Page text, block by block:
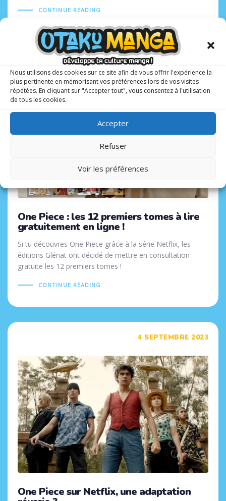
Nous utilisons des cookies sur ce site afin de vous offrir l'expérience la
plus pertinente en mémorisant vos préférences lors de vos visites
répétées. En cliquant sur "Accepter tout", vous consentez à l'utilisation
de tous les cookies.
Accepter
Refuser
Voir les préférences
CONTINUE READING
7 SEPTEMBRE 2023
One Piece : les 12 premiers tomes à lire
gratuitement en ligne !
Si tu découvres One Piece grâce à la série Netflix, les
éditions Glénat ont décidé de mettre en consultation
gratuite les 12 premiers tomes !
CONTINUE READING
4 SEPTEMBRE 2023
One Piece sur Netflix, une adaptation